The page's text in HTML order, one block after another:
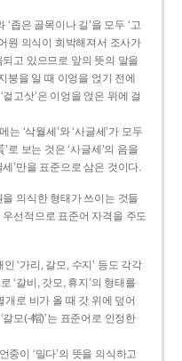
좁은 골목이나 길’을 모두 ‘고
원 의식이 희박해져서 조사가
고 있으므로 앞의 뜻의 말을
붕을 일 때 이엉을 얹기 전에
고삿’은 이엉을 얹은 위에 걸
‘삭월세’와 ‘사글세’가 모두
로 보는 것은 ‘사글세’의 음을
’만을 표준으로 삼은 것이다.
의식한 형태가 쓰이는 것들
선적으로 표준어 자격을 주도
‘가리, 갈모, 수지’ 등도 각각
‘갈비, 갓모, 휴지’의 형태를
개로 비가 올 때 갓 위에 덮어
모(-帽)’는 표준어로 인정한
중이 ‘밀다’의 뜻을 의식하고